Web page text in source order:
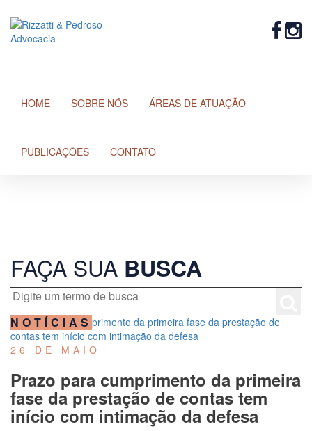
HOME SOBRE NÓS ÁREAS DE ATUAÇÃO
PUBLICAÇÕES CONTATO
FAÇA SUA BUSCA
NOTÍCIAS
26 DE MAIO
Prazo para cumprimento da primeira
fase da prestação de contas tem
início com intimação da defesa